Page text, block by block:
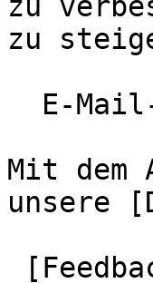
zu
Mit dem
unsere